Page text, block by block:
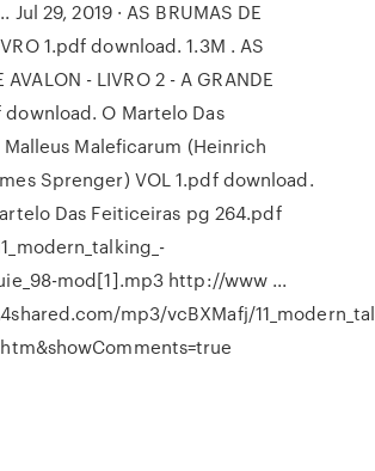
Jul 29, 2019 · AS BRUMAS DE
1.pdf download. 1.3M . AS
AVALON - LIVRO 2 - A GRANDE
download. O Martelo Das
Maleficarum (Heinrich
Sprenger) VOL 1.pdf download.
Das Feiticeiras pg 264.pdf
mod[1].mp3 http://www ...
mp3/vcBXMafj/